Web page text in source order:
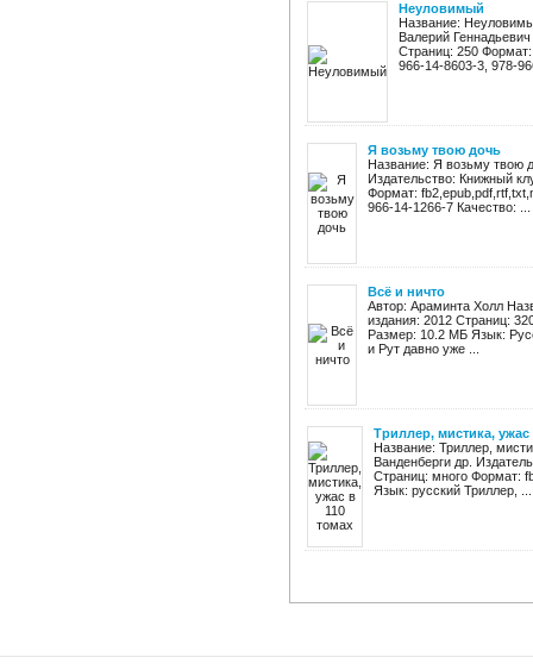
Неуловимый
Название:
Валерий
Страниц: 250
966-14-8603-3, 978-
Я возьму твою дочь
Название: Я возьму твою
Издательство: Книжный
Формат:
966-14-1266-7 Качество: ...
Всё и ничто
Автор: Араминта Холл
издания: 2012 Страниц:
Размер: 10.2 МБ Язык:
и Рут давно уже ...
Триллер, мистика, ужас
Название: Триллер,
Ванденберги др.
Страниц: много Формат:
Язык: русский Триллер, ...